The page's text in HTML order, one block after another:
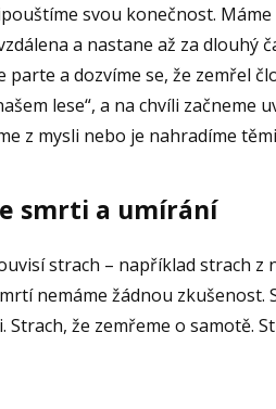
svou konečnost.
a nastane až za dlouhý
parte a dozvíme se, že zemřel
lese“, a na chvíli začneme
z mysli nebo je nahradíme
smrti a umírání
strach – například strach z
nemáme žádnou zkušenost.
že zemřeme o samotě.